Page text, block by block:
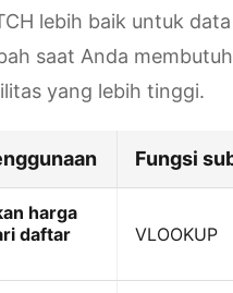
lebih baik untuk
saat Anda
yang lebih tinggi.
Fungsi
harga
daftar
VLOOKUP